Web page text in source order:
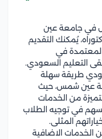
في جامعة عين
يُمكنك التقديم
في
التعليم السعودي.
طريقة سهلة
عين شمس، حيث
من الخدمات
يسهم في توجيه الطلاب
المثلى.
الاضافية